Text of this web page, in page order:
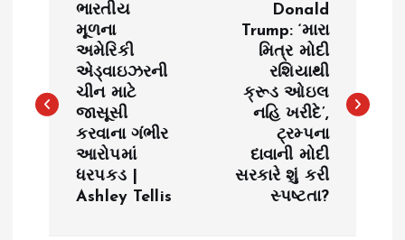
t
ભારતીય
મૂળના
અમેરિકી
એડ્વાઇઝરની
ચીન માટે
જાસૂસી
કરવાના ગંભીર
આરોપમાં
ધરપકડ |
Ashley Tellis
Donald
Trump: ‘મારા
મિત્ર મોદી
રશિયાથી
ક્રૂડ ઓઇલ
નહિ ખરીદે’,
ટ્રમ્પના
દાવાની મોદી
સરકારે શું કરી
સ્પષ્ટતા?